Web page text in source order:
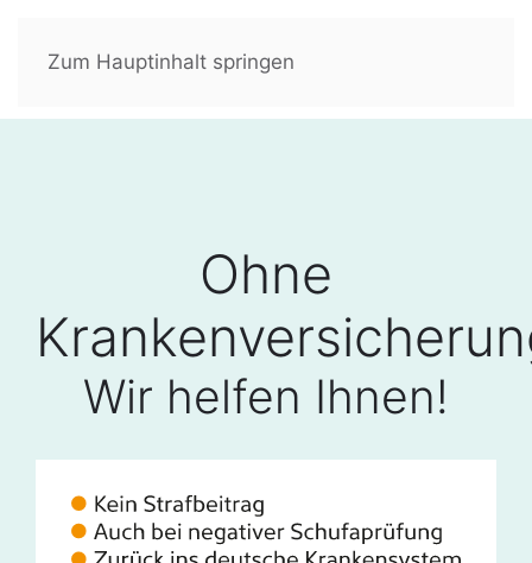
Zum Hauptinhalt springen
Ohne
Wir helfen Ihnen!